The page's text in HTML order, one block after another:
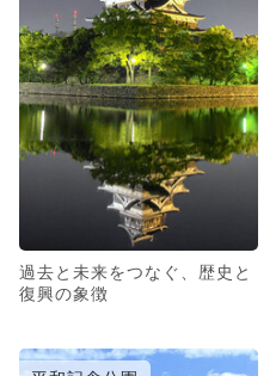
過去と未来をつなぐ、歴史と
復興の象徴